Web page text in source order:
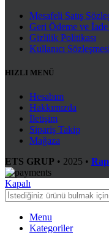
Mesafeli Satış
Geri Ödeme ve İade
Gizlilik Politikası
Kullanıcı Sözleşmesi
HIZLI MENÜ
Hesabım
Hakkımızda
İletişim
Sipariş Takip
Mağaza
ETS GRUP • 2025 •
Kapalı
Menu
Kategoriler